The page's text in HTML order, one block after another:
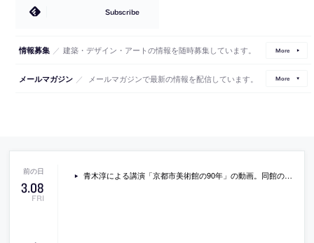
Subscribe
情報募集 ／ 建築・デザイン・アートの情報を随時募集しています。 More
メールマガジン ／ メールマガジンで最新の情報を配信しています。 More
3.08
FRI
青木淳による講演「京都市美術館の90年」の動画。同館の館長として2023年11月の美術館90周年記念祭で行ったもの